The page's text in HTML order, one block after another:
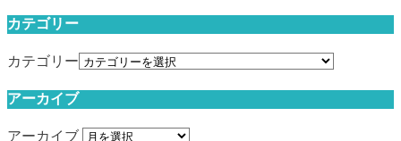
カテゴリー
カテゴリー
アーカイブ
アーカイブ